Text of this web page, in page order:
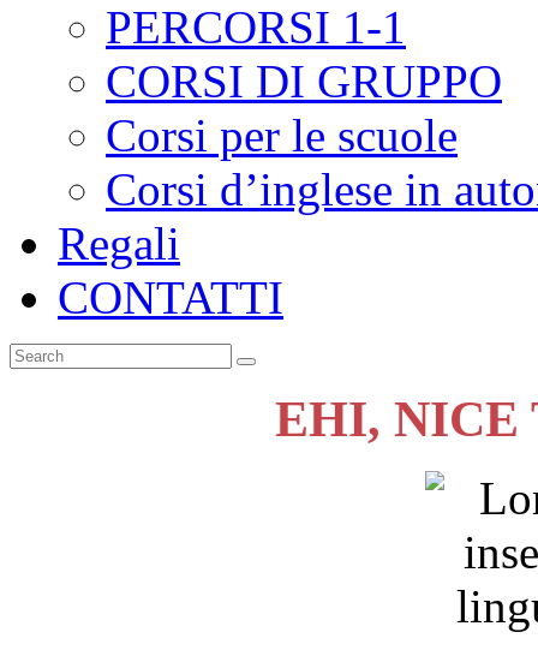
PERCORSI 1-1
CORSI DI GRUPPO
Corsi per le scuole
Corsi d’inglese in
Regali
CONTATTI
EHI, NICE